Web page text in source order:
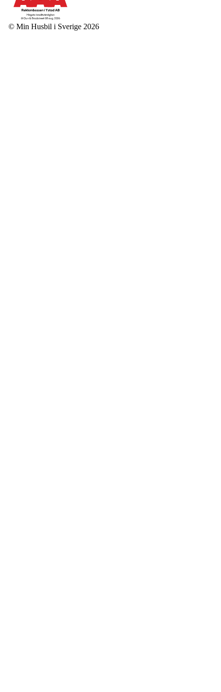
© Min Husbil i Sverige 2026